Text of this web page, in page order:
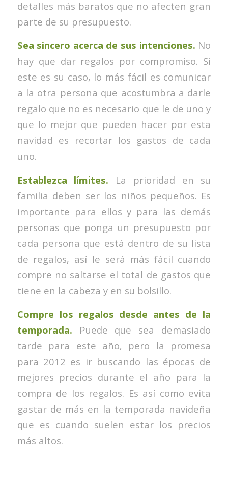
detalles más baratos que no afecten gran
parte de su presupuesto.
Sea sincero acerca de sus intenciones. No
hay que dar regalos por compromiso. Si
este es su caso, lo más fácil es comunicar
a la otra persona que acostumbra a darle
regalo que no es necesario que le de uno y
que lo mejor que pueden hacer por esta
navidad es recortar los gastos de cada
uno.
Establezca límites. La prioridad en su
familia deben ser los niños pequeños. Es
importante para ellos y para las demás
personas que ponga un presupuesto por
cada persona que está dentro de su lista
de regalos, así le será más fácil cuando
compre no saltarse el total de gastos que
tiene en la cabeza y en su bolsillo.
Compre los regalos desde antes de la
temporada. Puede que sea demasiado
tarde para este año, pero la promesa
para 2012 es ir buscando las épocas de
mejores precios durante el año para la
compra de los regalos. Es así como evita
gastar de más en la temporada navideña
que es cuando suelen estar los precios
más altos.